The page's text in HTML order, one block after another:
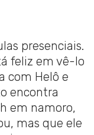
presenciais.
feliz em vê-lo
com Helô e
encontra
em namoro,
mas que ele